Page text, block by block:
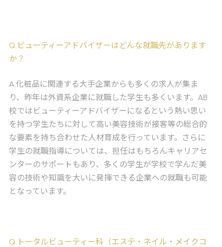
Q.ビューティーアドバイザーはどんな就職先があります
か？
A.化粧品に関連する大手企業からも多くの求人が集ま
り、昨年は外資系企業に就職した学生も多くいます。AB
校ではビューティーアドバイザーになるという熱い思い
を持つ学生たちに対して高い美容技術が接客等の総合的
な要素を持ち合わせた人材育成を行っています。さらに
学生の就職指導については、担任はもちろんキャリアセ
ンターのサポートもあり、多くの学生が学校で学んだ美
容の技術や知識を大いに発揮できる企業への就職も可能
となっています。
Q.トータルビューティー科（エステ・ネイル・メイクコ